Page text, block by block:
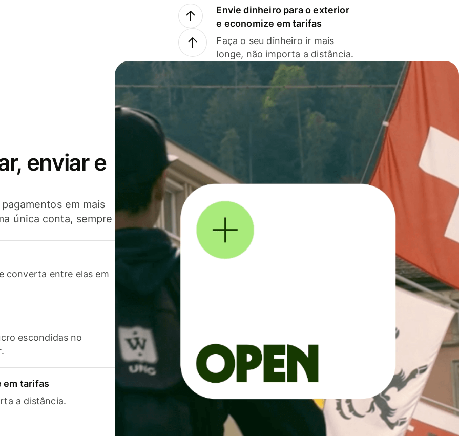
Envie dinheiro para o exterior
e economize em tarifas
Faça o seu dinheiro ir mais
longe, não importa a distância.
enviar e
em mais
única conta, sempre
converta entre elas em
escondidas no
em tarifas
a distância.